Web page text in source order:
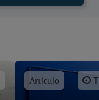
Artículo